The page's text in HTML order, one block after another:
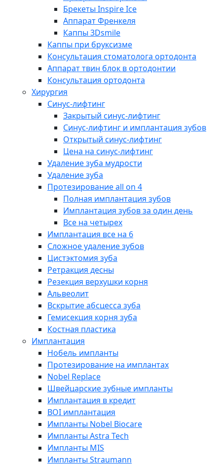
Брекеты Inspire Ice
Аппарат Френкеля
Каппы 3Dsmile
Каппы при бруксизме
Консультация стоматолога ортодонта
Аппарат твин блок в ортодонтии
Консультация ортодонта
Хирургия
Синус-лифтинг
Закрытый синус-лифтинг
Синус-лифтинг и имплантация зубов
Открытый синус-лифтинг
Цена на синус-лифтинг
Удаление зуба мудрости
Удаление зуба
Протезирование all on 4
Полная имплантация зубов
Имплантация зубов за один день
Все на четырех
Имплантация все на 6
Сложное удаление зубов
Цистэктомия зуба
Ретракция десны
Резекция верхушки корня
Альвеолит
Вскрытие абсцесса зуба
Гемисекция корня зуба
Костная пластика
Имплантация
Нобель импланты
Протезирование на имплантах
Nobel Replace
Швейцарские зубные импланты
Имплантация в кредит
BOI имплантация
Импланты Nobel Biocare
Импланты Astra Tech
Импланты MIS
Импланты Straumann